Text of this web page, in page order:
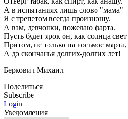
А в испытаниях лишь слово "мама"
Я с трепетом всегда произношу.
А вам, девчонки, пожелаю фарта.
Пусть будет ярок он, как солнца свет
Притом, не только на восьмое марта,
А до скончанья долгих-долгих лет!
Беркович Михаил
Поделиться
Subscribe
Login
Уведомления